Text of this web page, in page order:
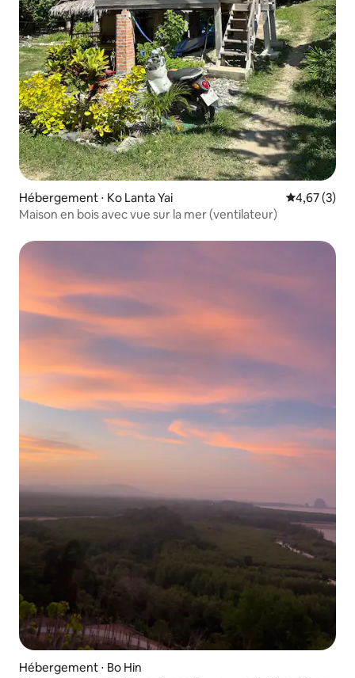
Hébergement ⋅ Ko Lanta Yai Évaluation
4,67 (3)
Maison en bois avec vue sur la mer (ventilateur)
Hébergement ⋅ Bo Hin